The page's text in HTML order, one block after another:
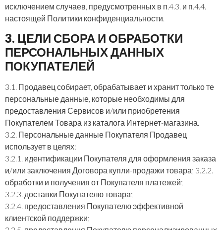
исключением случаев, предусмотренных в п.4.3. и п.4.4.
настоящей Политики конфиденциальности.
3. ЦЕЛИ СБОРА И ОБРАБОТКИ
ПЕРСОНАЛЬНЫХ ДАННЫХ
ПОКУПАТЕЛЕЙ
3.1. Продавец собирает, обрабатывает и хранит только те
персональные данные, которые необходимы для
предоставления Сервисов и/или приобретения
Покупателем Товара из каталога Интернет-магазина.
3.2. Персональные данные Покупателя Продавец
использует в целях:
3.2.1. идентификации Покупателя для оформления заказа
и/или заключения Договора купли-продажи товара; 3.2.2.
обработки и получения от Покупателя платежей;
3.2.3. доставки Покупателю товара;
3.2.4. предоставления Покупателю эффективной
клиентской поддержки;